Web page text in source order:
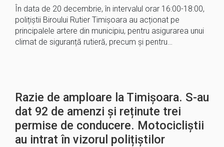
În data de 20 decembrie, în intervalul orar 16:00-18:00,
polițiștii Biroului Rutier Timișoara au acționat pe
principalele artere din municipiu, pentru asigurarea unui
climat de siguranță rutieră, precum și pentru…
Razie de amploare la Timișoara. S-au
dat 92 de amenzi și reținute trei
permise de conducere. Motocicliștii
au intrat în vizorul polițiștilor